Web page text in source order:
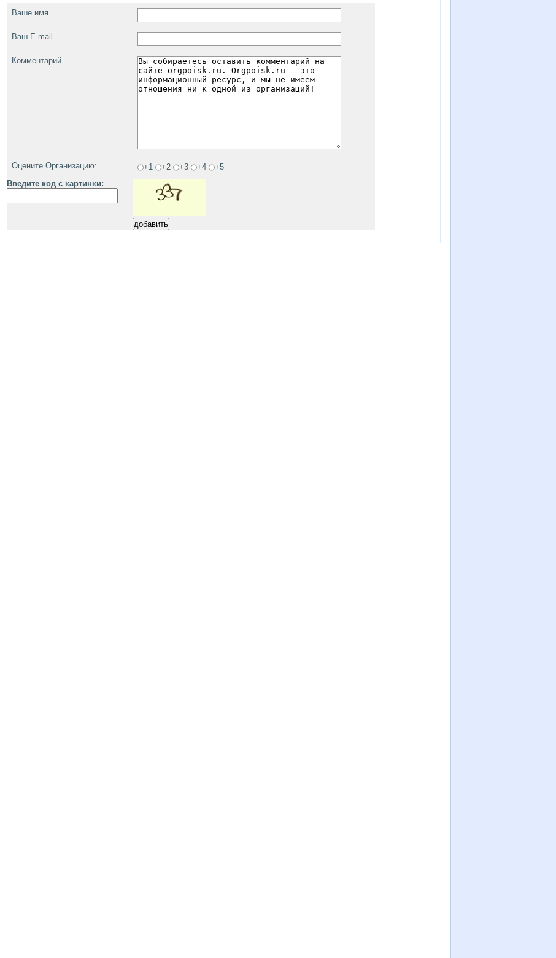
Ваше имя
Ваш E-mail
Комментарий
Оцените Организацию: +1 +2 +3 +4
+5
Введите код с картинки: